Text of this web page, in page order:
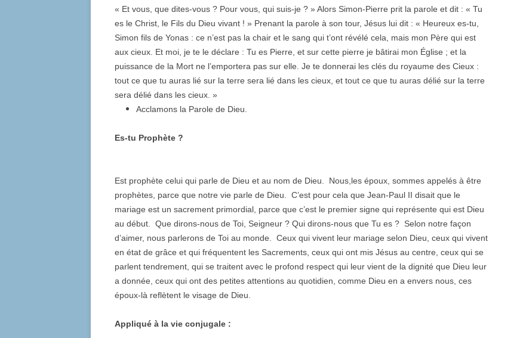
« Et vous, que dites-vous ? Pour vous, qui suis-je ? » Alors Simon-Pierre prit la parole et dit : « Tu
es le Christ, le Fils du Dieu vivant ! » Prenant la parole à son tour, Jésus lui dit : « Heureux es-tu,
Simon fils de Yonas : ce n’est pas la chair et le sang qui t’ont révélé cela, mais mon Père qui est
aux cieux. Et moi, je te le déclare : Tu es Pierre, et sur cette pierre je bâtirai mon Église ; et la
puissance de la Mort ne l’emportera pas sur elle. Je te donnerai les clés du royaume des Cieux :
tout ce que tu auras lié sur la terre sera lié dans les cieux, et tout ce que tu auras délié sur la terre
sera délié dans les cieux. »
Acclamons la Parole de Dieu.
Es-tu Prophète ?
Est prophète celui qui parle de Dieu et au nom de Dieu. Nous,les époux, sommes appelés à être
prophètes, parce que notre vie parle de Dieu. C’est pour cela que Jean-Paul II disait que le
mariage est un sacrement primordial, parce que c’est le premier signe qui représente qui est Dieu
au début. Que dirons-nous de Toi, Seigneur ? Qui dirons-nous que Tu es ? Selon notre façon
d’aimer, nous parlerons de Toi au monde. Ceux qui vivent leur mariage selon Dieu, ceux qui vivent
en état de grâce et qui fréquentent les Sacrements, ceux qui ont mis Jésus au centre, ceux qui se
parlent tendrement, qui se traitent avec le profond respect qui leur vient de la dignité que Dieu leur
a donnée, ceux qui ont des petites attentions au quotidien, comme Dieu en a envers nous, ces
époux-là reflètent le visage de Dieu.
Appliqué à la vie conjugale :